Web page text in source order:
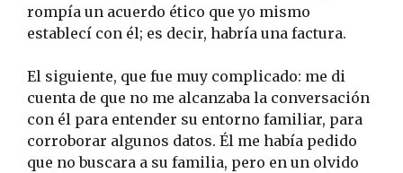
rompía un acuerdo ético que yo mismo
establecí con él; es decir, habría una factura.
El siguiente, que fue muy complicado: me di
cuenta de que no me alcanzaba la conversación
con él para entender su entorno familiar, para
corroborar algunos datos. Él me había pedido
que no buscara a su familia, pero en un olvido